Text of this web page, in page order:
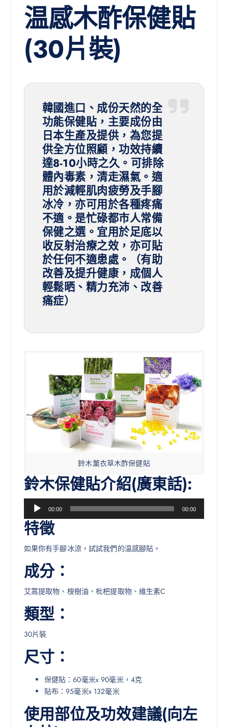
温感木酢保健貼
(30片裝)
韓國進口、成份天然的全
功能保健貼，主要成份由
日本生產及提供，為您提
供全方位照顧，功效持續
達8-10小時之久。可排除
體內毒素，清走濕氣。適
用於減輕肌肉疲勞及手腳
冰冷，亦可用於各種疼痛
不適。是忙碌都市人常備
保健之選。宜用於足底以
收反射治療之效，亦可貼
於任何不適患處。（有助
改善及提升健康，成個人
輕鬆晒、精力充沛、改善
痛症）
鈴木薰衣草木酢保健貼
鈴木保健貼介紹(廣東話):
播
放
器
00:00 00:00
特徵
如果你有手腳冰涼，試試我們的温感腳貼。
成分：
艾蒿提取物、桉樹油、枇杷提取物、維生素C
類型：
30片裝
尺寸：
保健貼：60毫米x 90毫米，4克
貼布：95毫米x 132毫米
使用部位及功效建議(向左